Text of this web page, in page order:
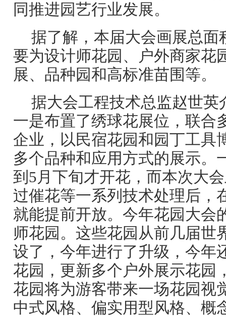
同推进园艺行业发展。
据了解，本届大会画展总面
要为设计师花园、户外商家花
展、品种园和高标准苗围等。
据大会工程技术总监赵世英
一是布置了绣球花展位，联合
企业，以民宿花园和园丁工具
多个品种和应用方式的展示。
到5月下旬才开花，而本次大
过催花等一系列技术处理后，
就能提前开放。今年花园大会
师花园。这些花园从前几届世
设了，今年进行了升级，今年
花园，更新多个户外展示花园
花园将为游客带来一场花园视
中式风格、偏实用型风格、概